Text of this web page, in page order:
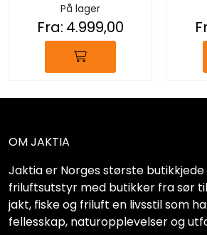
På lager
Fra: 4.999,00
OM JAKTIA
Jaktia er Norges største
friluftsutstyr med butikker fra sør
jakt, fiske og friluft en livsstil som
fellesskap, naturopplevelser og